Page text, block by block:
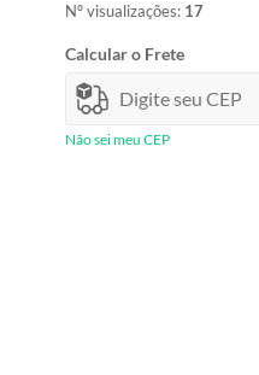
s/cor
quantidade
Nº visualizações: 17
Calcular o Frete
Não sei meu CEP